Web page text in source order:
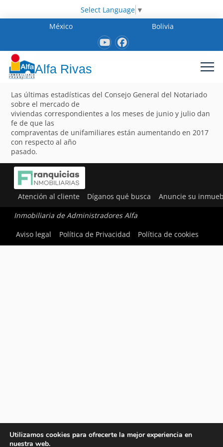
Select Language ▼
México
Bolivia
Alfa Rivas
Las últimas estadísticas del Consejo General del Notariado
sobre el mercado de
viviendas correspondientes a los meses de junio y julio dan
fe de que las
compraventas de unifamiliares están aumentando en 2017
con respecto al año
pasado.
Atención al cliente Díganos qué busca Anuncie su
Inmobiliaria de Administradores Alfa
Aviso legal
Política de Privacidad Política de cookies
Utilizamos cookies para ofrecerte la mejor experiencia en
nuestra web.